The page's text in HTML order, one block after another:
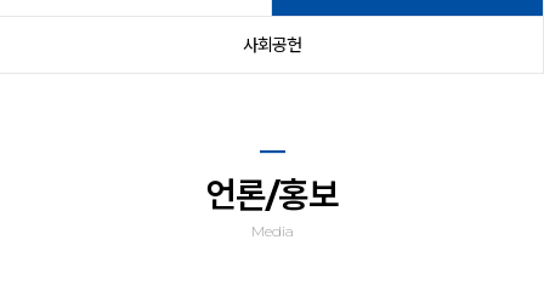
사회공헌
언론/홍보
Media